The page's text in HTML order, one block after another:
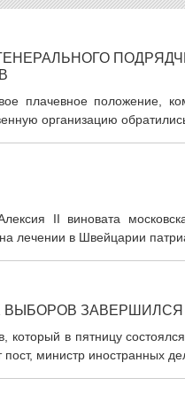
плачевное положение,
организацию
II виновата
лечении в Швейцарии
ВЫБОРОВ
который в пятницу
пост, министр иностранных